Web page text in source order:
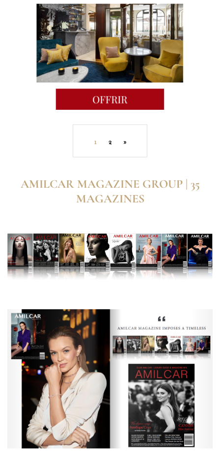
1 2 »
AMILCAR MAGAZINE GROUP | 35
MAGAZINES